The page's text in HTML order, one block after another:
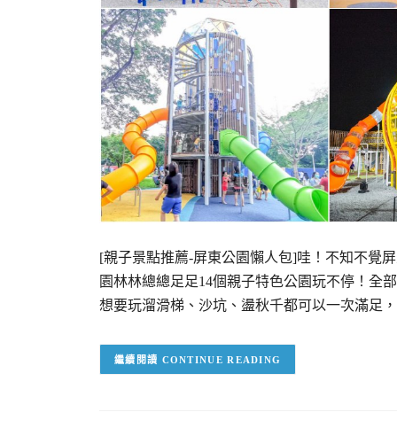
[親子景點推薦-屏東公園懶人包]哇！不知不覺
園林林總總足足14個親子特色公園玩不停！全
想要玩溜滑梯、沙坑、盪秋千都可以一次滿足
CONTINUE READING